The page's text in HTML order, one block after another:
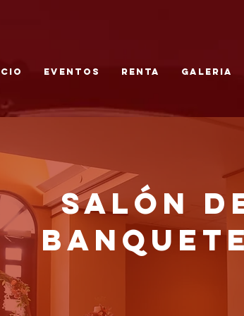
EVENTOS RENTA GALERIA
Salón